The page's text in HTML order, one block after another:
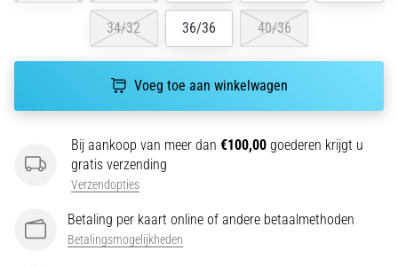
•
Hardlopersknie:
Behandeling
en
Preventie
Hardlopersknie,
ook
34/32 36/36 40/36
Voeg toe aan winkelwagen
Bij aankoop van meer dan €100,00 goederen krijgt u
gratis verzending
Verzendopties
Betaling per kaart online of andere betaalmethoden
Betalingsmogelijkheden